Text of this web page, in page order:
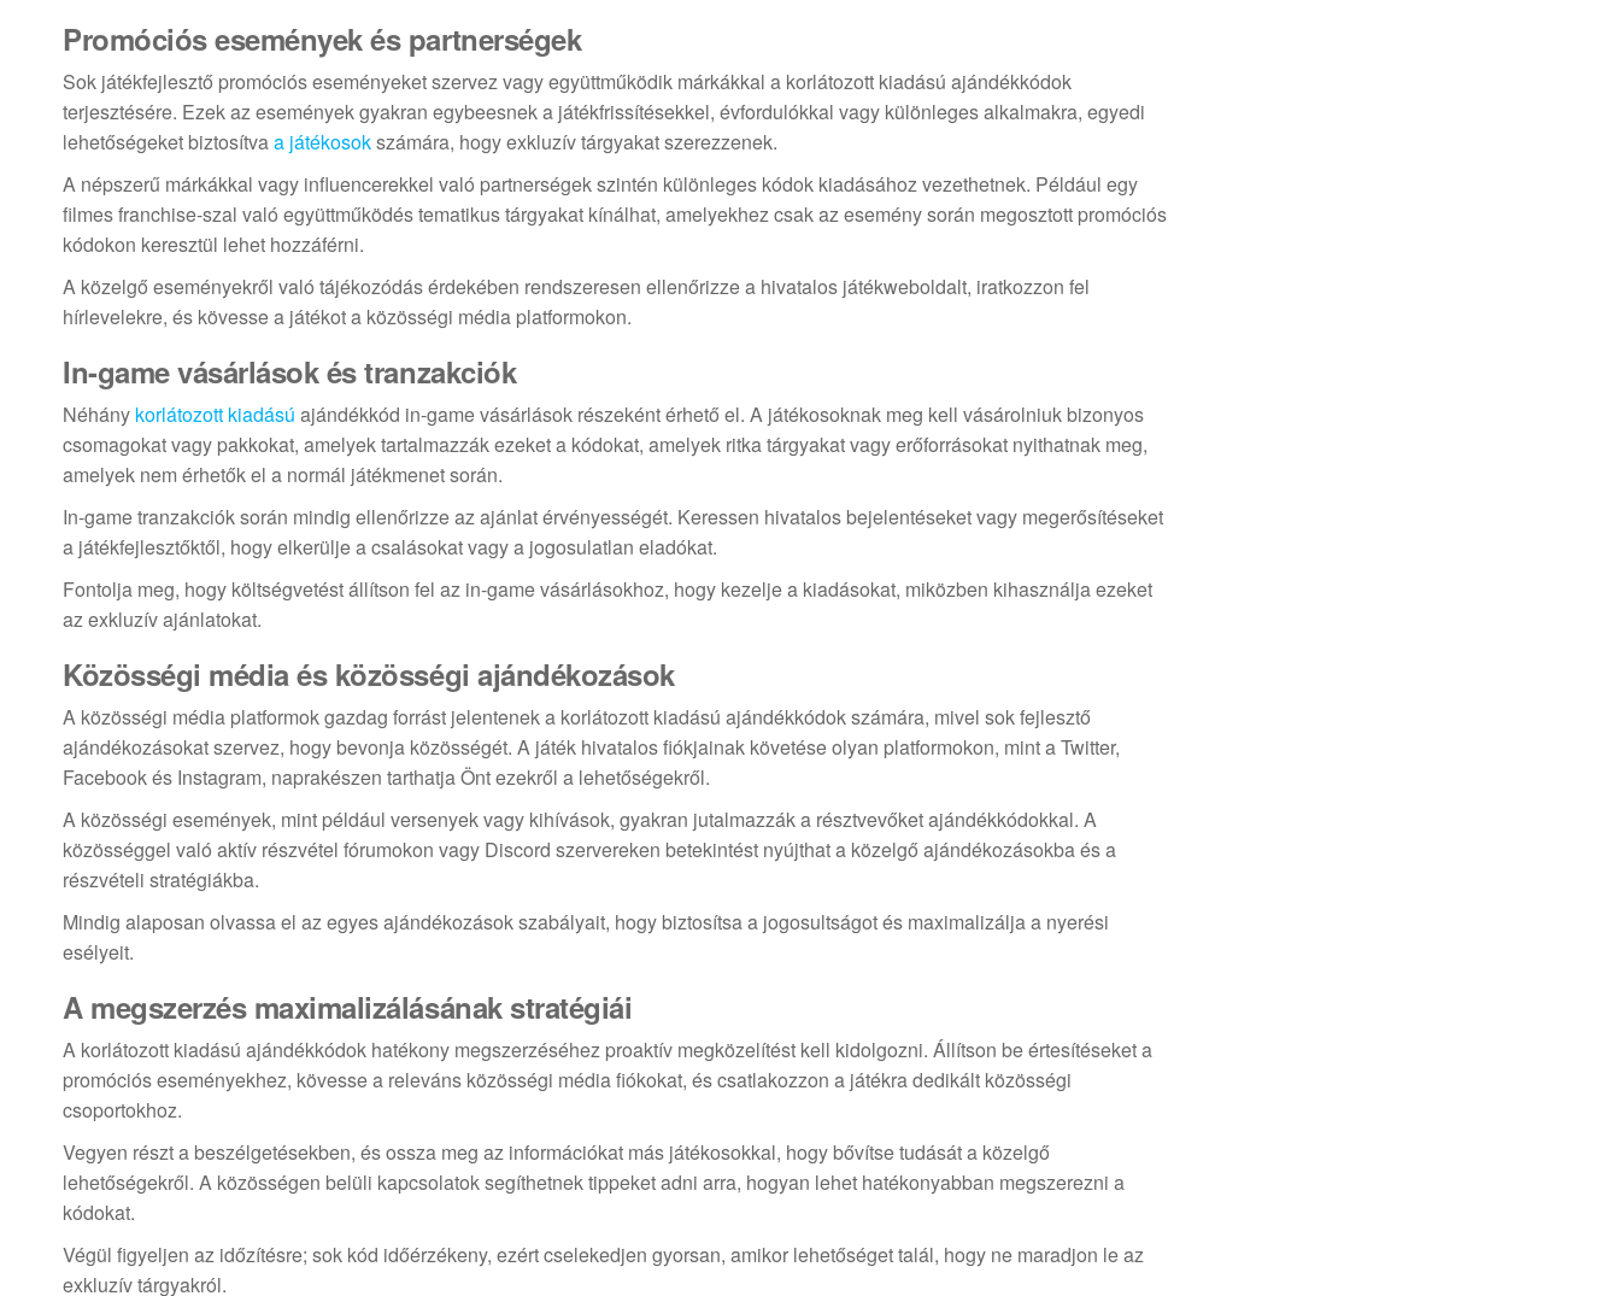
Promóciós események és partnerségek
Sok játékfejlesztő promóciós eseményeket szervez vagy együttműködik márkákkal a korlátozott kiadású ajándékkódok
terjesztésére. Ezek az események gyakran egybeesnek a játékfrissítésekkel, évfordulókkal vagy különleges alkalmakra, egyedi
lehetőségeket biztosítvaa játékosokszámára, hogy exkluzív tárgyakat szerezzenek.
A népszerű márkákkal vagy influencerekkel való partnerségek szintén különleges kódok kiadásához vezethetnek. Például egy
filmes franchise-szal való együttműködés tematikus tárgyakat kínálhat, amelyekhez csak az esemény során megosztott promóciós
kódokon keresztül lehet hozzáférni.
A közelgő eseményekről való tájékozódás érdekében rendszeresen ellenőrizze a hivatalos játékweboldalt, iratkozzon fel
hírlevelekre, és kövesse a játékot a közösségi média platformokon.
In-game vásárlások és tranzakciók
Néhány korlátozott kiadású ajándékkód in-game vásárlások részeként érhető el. A játékosoknak meg kell vásárolniuk bizonyos
csomagokat vagy pakkokat, amelyek tartalmazzák ezeket a kódokat, amelyek ritka tárgyakat vagy erőforrásokat nyithatnak meg,
amelyek nem érhetők el a normál játékmenet során.
In-game tranzakciók során mindig ellenőrizze az ajánlat érvényességét. Keressen hivatalos bejelentéseket vagy megerősítéseket
a játékfejlesztőktől, hogy elkerülje a csalásokat vagy a jogosulatlan eladókat.
Fontolja meg, hogy költségvetést állítson fel az in-game vásárlásokhoz, hogy kezelje a kiadásokat, miközben kihasználja ezeket
az exkluzív ajánlatokat.
Közösségi média és közösségi ajándékozások
A közösségi média platformok gazdag forrást jelentenek a korlátozott kiadású ajándékkódok számára, mivel sok fejlesztő
ajándékozásokat szervez, hogy bevonja közösségét. A játék hivatalos fiókjainak követése olyan platformokon, mint a Twitter,
Facebook és Instagram, naprakészen tarthatja Önt ezekről a lehetőségekről.
A közösségi események, mint például versenyek vagy kihívások, gyakran jutalmazzák a résztvevőket ajándékkódokkal. A
közösséggel való aktív részvétel fórumokon vagy Discord szervereken betekintést nyújthat a közelgő ajándékozásokba és a
részvételi stratégiákba.
Mindig alaposan olvassa el az egyes ajándékozások szabályait, hogy biztosítsa a jogosultságot és maximalizálja a nyerési
esélyeit.
A megszerzés maximalizálásának stratégiái
A korlátozott kiadású ajándékkódok hatékony megszerzéséhez proaktív megközelítést kell kidolgozni. Állítson be értesítéseket a
promóciós eseményekhez, kövesse a releváns közösségi média fiókokat, és csatlakozzon a játékra dedikált közösségi
csoportokhoz.
Vegyen részt a beszélgetésekben, és ossza meg az információkat más játékosokkal, hogy bővítse tudását a közelgő
lehetőségekről. A közösségen belüli kapcsolatok segíthetnek tippeket adni arra, hogyan lehet hatékonyabban megszerezni a
kódokat.
Végül figyeljen az időzítésre; sok kód időérzékeny, ezért cselekedjen gyorsan, amikor lehetőséget talál, hogy ne maradjon le az
exkluzív tárgyakról.